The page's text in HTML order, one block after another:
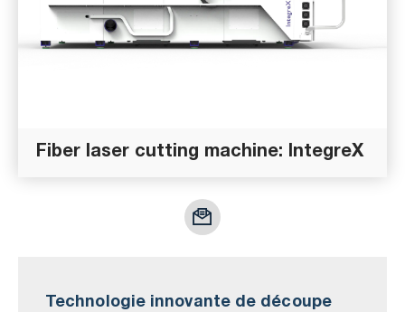
Technologie innovante de découpe
Fiber laser cutting machine: IntegreX